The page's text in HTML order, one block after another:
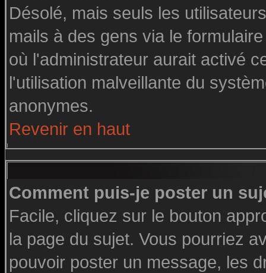
Désolé, mais seuls les
mails à des gens via le
où l'administrateur aurait activé
l'utilisation malveillante du
anonymes.
Revenir en haut
Comment puis-je poster un
Facile, cliquez sur le bouton
la page du sujet. Vous pourriez
pouvoir poster un message, les